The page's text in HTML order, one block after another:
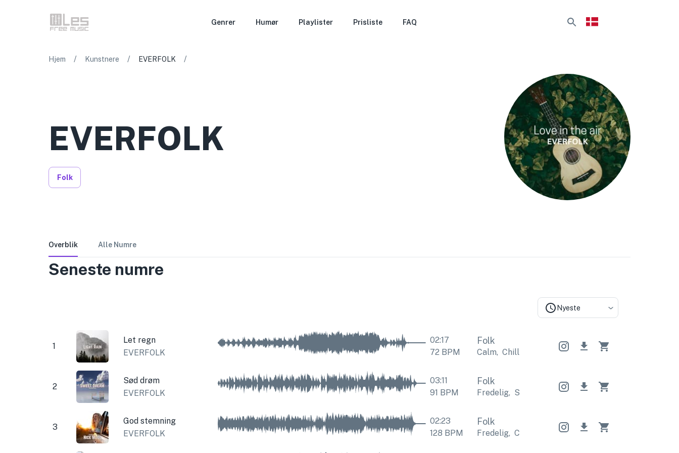
Genrer Humør Playlister Prisliste FAQ
Hjem / Kunstnere / EVERFOLK /
EVERFOLK
Folk
Overblik Alle Numre
Seneste numre
Nyeste
1
Let regn
EVERFOLK
02:17
72BPM
Folk
Calm, Chill Chill Calm Chill
2
Sød drøm
EVERFOLK
03:11
91 BPM
Folk
Fredelig, Slapper af Fredelig Slapper af
3
God stemning
EVERFOLK
02:23
128 BPM
Folk
Fredelig, Calm Fredelig Calm Fredelig